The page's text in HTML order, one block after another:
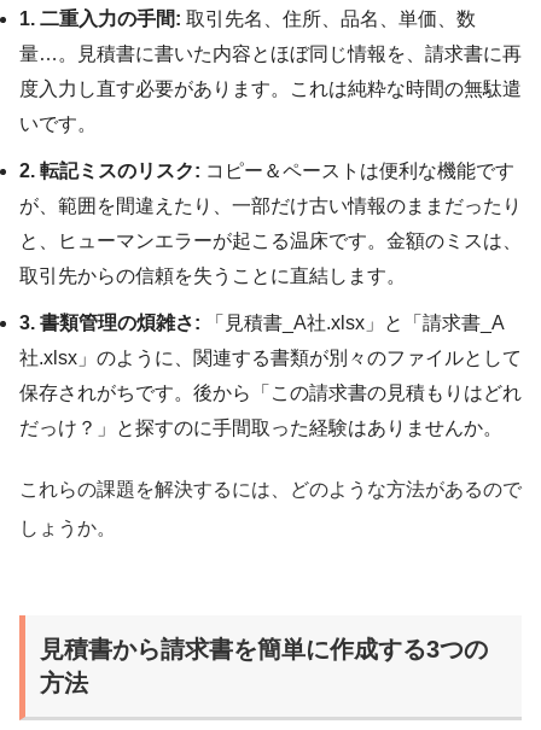
1. 二重入力の手間: 取引先名、住所、品名、単価、数
量…。見積書に書いた内容とほぼ同じ情報を、請求書に再
度入力し直す必要があります。これは純粋な時間の無駄遣
いです。
2. 転記ミスのリスク: コピー＆ペーストは便利な機能です
が、範囲を間違えたり、一部だけ古い情報のままだったり
と、ヒューマンエラーが起こる温床です。金額のミスは、
取引先からの信頼を失うことに直結します。
3. 書類管理の煩雑さ: 「見積書_A社.xlsx」と「請求書_A
社.xlsx」のように、関連する書類が別々のファイルとして
保存されがちです。後から「この請求書の見積もりはどれ
だっけ？」と探すのに手間取った経験はありませんか。
これらの課題を解決するには、どのような方法があるので
しょうか。
見積書から請求書を簡単に作成する3つの
方法